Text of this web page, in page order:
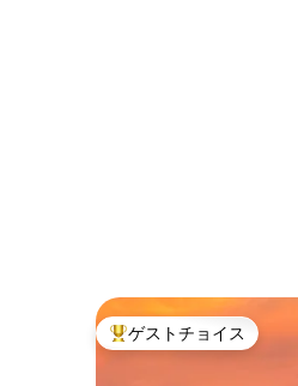
大好評のゲストチョイス
ゲストチョイス